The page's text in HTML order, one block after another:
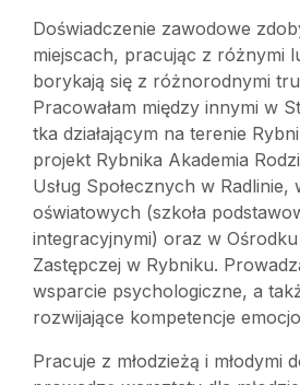
Doświadczenie zawodowe
miejscach, pracując z różnymi
borykają się z różnorodnymi
Pracowałam między innymi w
tka działającym na terenie
projekt Rybnika Akademia
Usług Społecznych w
oświatowych (szkoła
integracyjnymi) oraz w
Zastępczej w Rybniku.
wsparcie psychologiczne, a
rozwijające kompetencje
Pracuje z młodzieżą i młodymi